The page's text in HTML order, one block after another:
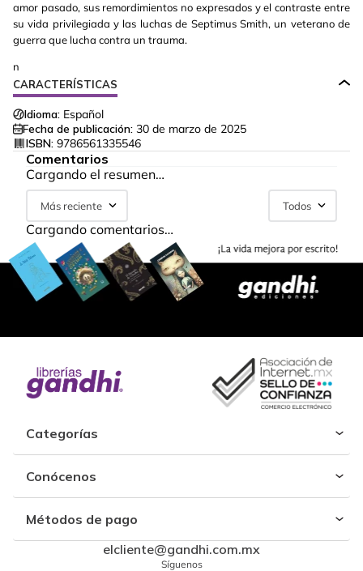
amor pasado, sus remordimientos no expresados y el contraste entre
su vida privilegiada y las luchas de Septimus Smith, un veterano de
guerra que lucha contra un trauma.
n
CARACTERÍSTICAS
Idioma: Español
Fecha de publicación: 30 de marzo de 2025
ISBN: 9786561335546
Comentarios
Cargando el resumen…
Más reciente Todos
Cargando comentarios…
Categorías
Conócenos
Métodos de pago
elcliente@gandhi.com.mx
Síguenos